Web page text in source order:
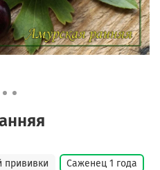
прививки
Саженец 1 года